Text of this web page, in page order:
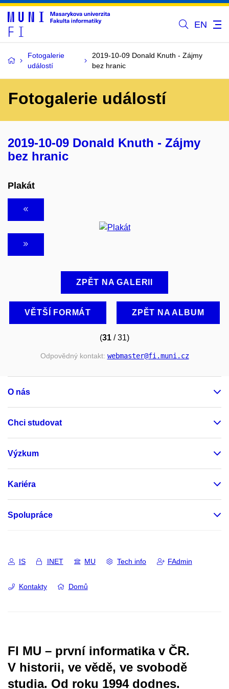
EN
Fotogalerie
událostí
2019-10-09 Donald Knuth - Zájmy
bez hranic
Fotogalerie událostí
2019-10-09 Donald Knuth - Zájmy
bez hranic
Plakát
ZPĚT NA GALERII
VĚTŠÍ FORMÁT ZPĚT NA ALBUM
(31 / 31)
Odpovědný kontakt: webmaster@fi.muni.cz
O nás
Chci studovat
Výzkum
Kariéra
Spolupráce
IS INET MU Tech info FAdmin
Kontakty Domů
FI MU – první informatika v ČR.
V historii, ve vědě, ve svobodě
studia. Od roku 1994 dodnes.